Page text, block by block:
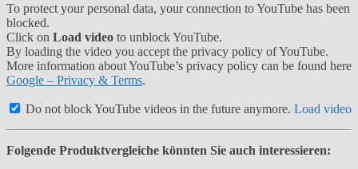
To protect your personal data, your connection to YouTube has been
blocked.
Click on Load video to unblock YouTube.
By loading the video you accept the privacy policy of YouTube.
More information about YouTube’s privacy policy can be found here
Google – Privacy & Terms.
Do not block YouTube videos in the future anymore. Load video
Folgende Produktvergleiche könnten Sie auch interessieren: